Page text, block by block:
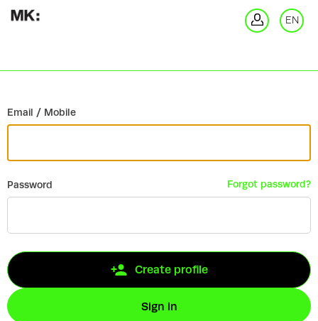
EN
Email / Mobile
Password Forgot password?
Create profile
Sign in